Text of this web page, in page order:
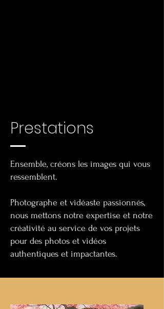
Prestations
Ensemble, créons les images qui vous
ressemblent.
Photographe et vidéaste passionnés,
nous mettons notre expertise et notre
créativité au service de vos projets
pour des photos et vidéos
authentiques et impactantes.